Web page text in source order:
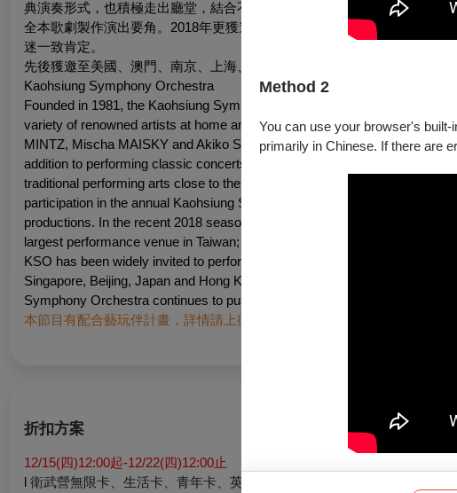
Method 2
You can use your browser's built-
primarily in Chinese. If there are
典演奏形式，也積極走出廳堂，結合不同場域、型態的表演藝術擁抱大
全本歌劇製作演出要角。2018年更獲邀參與臺灣最大表演藝術中心──衛
迷一致肯定。
先後獲邀至美國、澳門、南京、上海、青島、蘇州、新加坡、北京、日
Kaohsiung Symphony Orchestra
Founded in 1981, the Kaohsiung Symphony Orchestra（KSO）taking
variety of renowned artists at home and abroad, including Josep
MINTZ, Mischa MAISKY and Akiko SUWANAI, to name a few. KSO
addition to performing classic concerts in concert halls, KSO expands its
traditional performing arts close to the audiences, as well as building up
participation in the annual Kaohsiung Spring Art Festival, including the
productions. In the recent 2018 season, KSO has appeared in various
largest performance venue in Taiwan; the performances all earned KSO
KSO has been widely invited to perform in different regions of the world,
Singapore, Beijing, Japan and Hong Kong, receiving internationally-
Symphony Orchestra continues to push forward as an international first-
本節目有配合藝玩伴計畫，詳情請上衛武營官網藝玩伴頁面查詢。
折扣方案
12/15(四)12:00起-12/22(四)12:00止
l 衛武營無限卡、生活卡、青年卡、英雄卡會員